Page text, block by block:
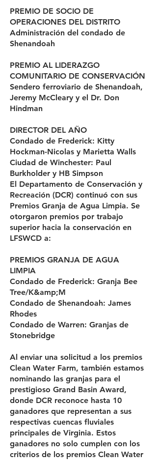
PREMIO DE SOCIO DE
OPERACIONES DEL DISTRITO
Administración del condado de
Shenandoah
PREMIO AL LIDERAZGO
COMUNITARIO DE CONSERVACIÓN
Sendero ferroviario de Shenandoah,
Jeremy McCleary y el Dr. Don
Hindman
DIRECTOR DEL AÑO
Condado de Frederick: Kitty
Hockman-Nicolas y Marietta Walls
Ciudad de Winchester: Paul
Burkholder y HB Simpson
El Departamento de Conservación y
Recreación (DCR) continuó con sus
Premios Granja de Agua Limpia. Se
otorgaron premios por trabajo
superior hacia la conservación en
LFSWCD a:
PREMIOS GRANJA DE AGUA
LIMPIA
Condado de Frederick: Granja Bee
Tree/K&amp;M
Condado de Shenandoah: James
Rhodes
Condado de Warren: Granjas de
Stonebridge
Al enviar una solicitud a los premios
Clean Water Farm, también estamos
nominando las granjas para el
prestigioso Grand Basin Award,
donde DCR reconoce hasta 10
ganadores que representan a sus
respectivas cuencas fluviales
principales de Virginia. Estos
ganadores no solo cumplen con los
criterios de los premios Clean Water